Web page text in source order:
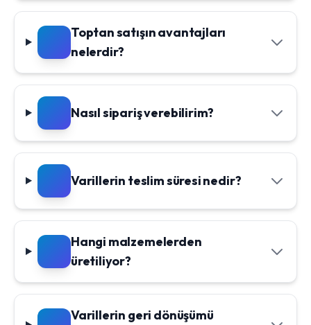
Toptan satışın avantajları
nelerdir?
Nasıl sipariş verebilirim?
Varillerin teslim süresi nedir?
Hangi malzemelerden
üretiliyor?
Varillerin geri dönüşümü